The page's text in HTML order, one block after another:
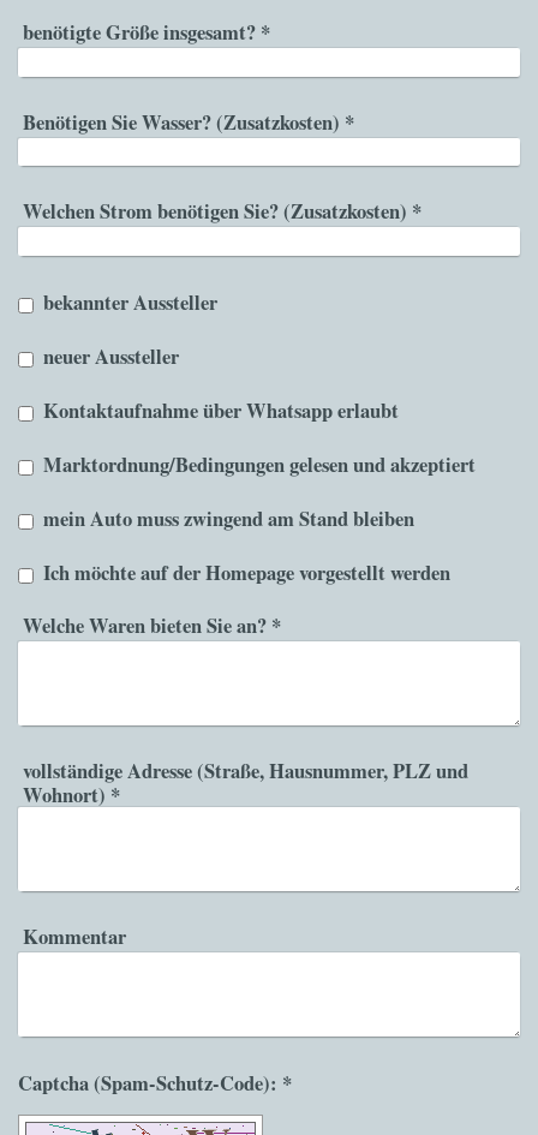
benötigte Größe insgesamt? *
Benötigen Sie Wasser? (Zusatzkosten) *
Welchen Strom benötigen Sie? (Zusatzkosten) *
bekannter Aussteller
neuer Aussteller
Kontaktaufnahme über Whatsapp erlaubt
Marktordnung/Bedingungen gelesen und akzeptiert
mein Auto muss zwingend am Stand bleiben
Ich möchte auf der Homepage vorgestellt werden
Welche Waren bieten Sie an? *
vollständige Adresse (Straße, Hausnummer, PLZ und
Wohnort) *
Kommentar
Captcha (Spam-Schutz-Code): *